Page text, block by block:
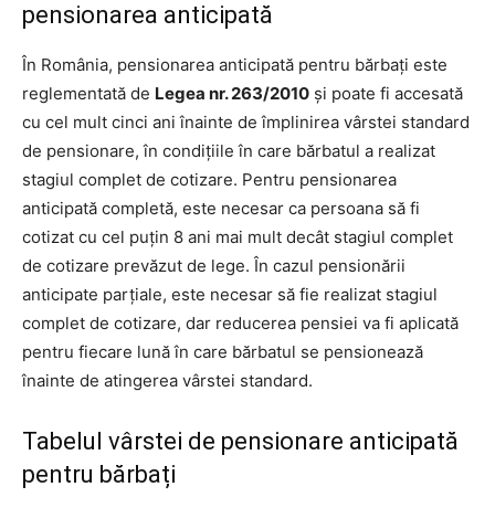
pensionarea anticipată
În România, pensionarea anticipată pentru bărbați este
reglementată de Legea nr. 263/2010 și poate fi accesată
cu cel mult cinci ani înainte de împlinirea vârstei standard
de pensionare, în condițiile în care bărbatul a realizat
stagiul complet de cotizare. Pentru pensionarea
anticipată completă, este necesar ca persoana să fi
cotizat cu cel puțin 8 ani mai mult decât stagiul complet
de cotizare prevăzut de lege. În cazul pensionării
anticipate parțiale, este necesar să fie realizat stagiul
complet de cotizare, dar reducerea pensiei va fi aplicată
pentru fiecare lună în care bărbatul se pensionează
înainte de atingerea vârstei standard.
Tabelul vârstei de pensionare anticipată
pentru bărbați